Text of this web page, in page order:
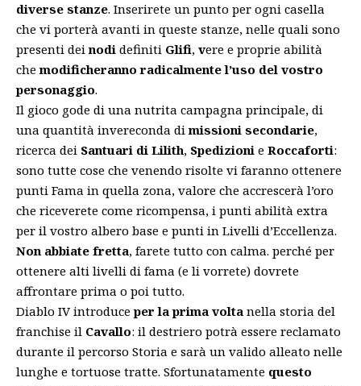
diverse stanze. Inserirete un punto per ogni casella
che vi porterà avanti in queste stanze, nelle quali sono
presenti deinodi definiti Glifi, vere e proprie abilità
chemodificheranno radicalmente l’uso del vostro
personaggio.
Il gioco gode di una nutrita campagna principale, di
una quantità invereconda dimissioni secondarie,
ricerca dei Santuari di Lilith, Spedizioni e Roccaforti:
sono tutte cose che venendo risolte vi faranno ottenere
punti Fama in quella zona, valore che accrescerà l’oro
che riceverete come ricompensa, i punti abilità extra
per il vostro albero base e punti in Livelli d’Eccellenza.
Non abbiate fretta, farete tutto con calma. perché per
ottenere alti livelli di fama (e li vorrete) dovrete
affrontare prima o poi tutto.
Diablo IV introduceper la prima volta nella storia del
franchise il Cavallo: il destriero potrà essere reclamato
durante il percorso Storia e sarà un valido alleato nelle
lunghe e tortuose tratte. Sfortunatamente questo